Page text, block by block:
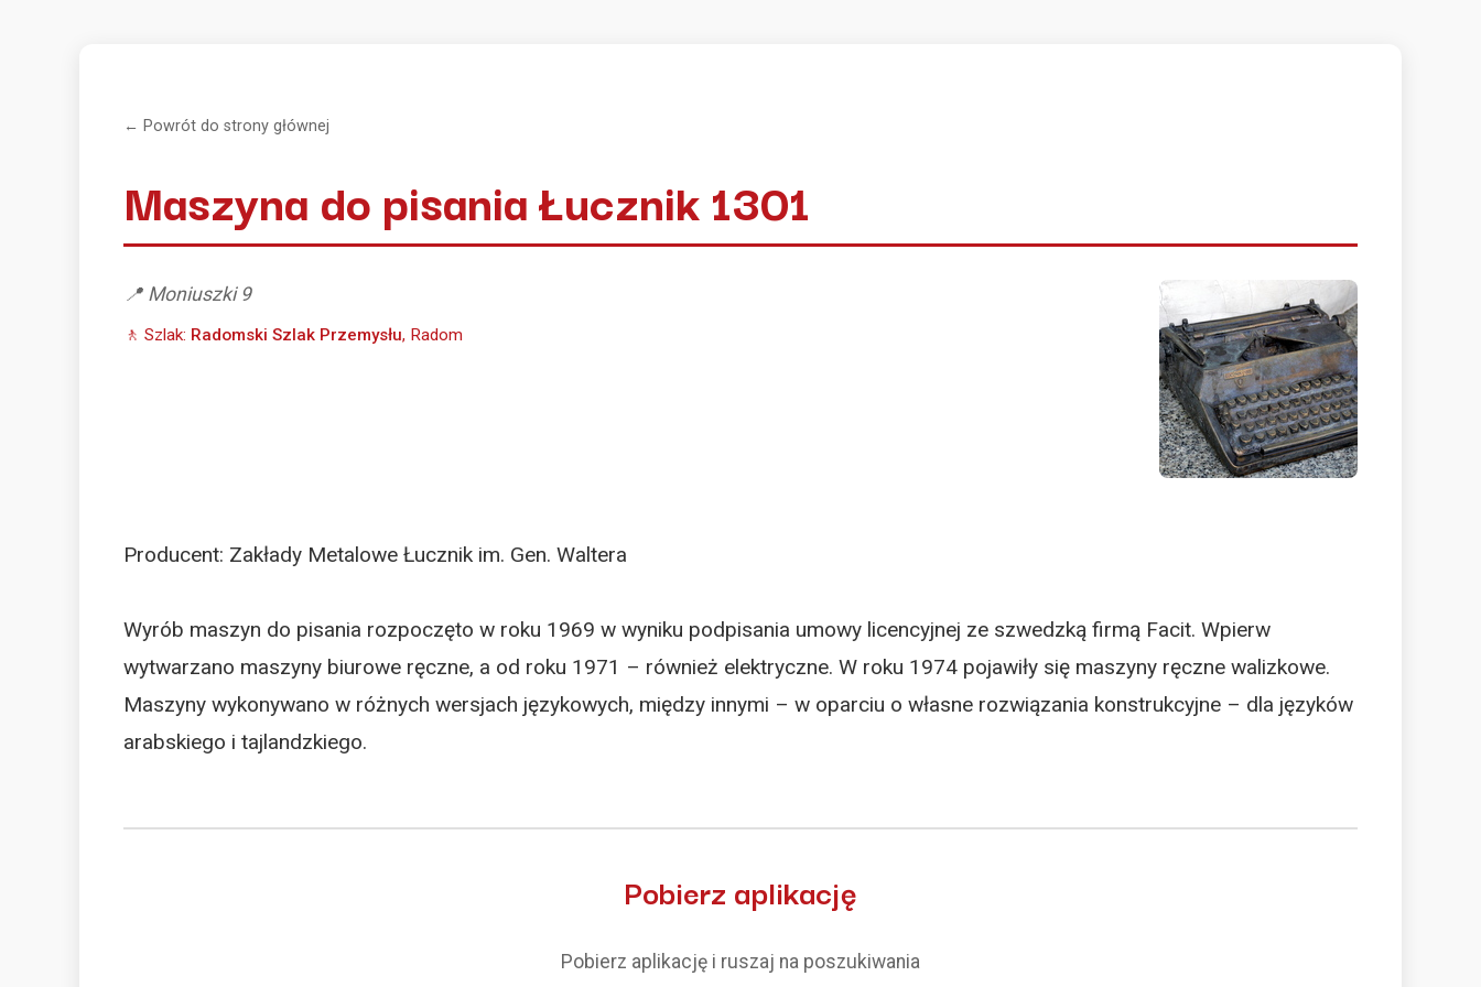
← Powrót do strony głównej
Maszyna do pisania Łucznik 1301
📍 Moniuszki 9
🚶 Szlak: Radomski Szlak Przemysłu, Radom
Producent: Zakłady Metalowe Łucznik im. Gen. Waltera
Wyrób maszyn do pisania rozpoczęto w roku 1969 w wyniku podpisania umowy licencyjnej ze szwedzką firmą Facit. Wpierw
wytwarzano maszyny biurowe ręczne, a od roku 1971 – również elektryczne. W roku 1974 pojawiły się maszyny ręczne walizkowe.
Maszyny wykonywano w różnych wersjach językowych, między innymi – w oparciu o własne rozwiązania konstrukcyjne – dla języków
arabskiego i tajlandzkiego.
Pobierz aplikację
Pobierz aplikację i ruszaj na poszukiwania